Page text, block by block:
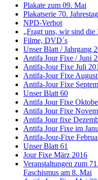
Plakate zum 09. Mai
Plakatserie 70.
NPD-Verbot
„Fragt uns, wir sind die
Filme, DVD´s
Unser Blatt / Jahrgang
Antifa Jour Fixe / Juni
Antifa-Jour Fixe Juli
Antifa-Jour Fixe
Antifa-Jour Fixe
Unser Blatt 60
Antifa Jour Fixe
Antifa Jour Fixe
Antifa Jour fixe
Antifa Jour Fixe im
Antifa-Jour-Fixe
Unser Blatt 61
Jour Fixe März 2016
Veranstaltungen zum
Faschismus am 8. Mai